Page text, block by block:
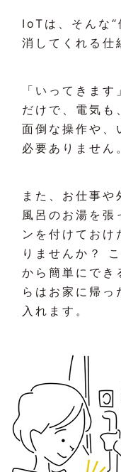
IoTは、そんな
消してくれる仕
「いってきま
だけで、電気も
面倒な操作や、
必要ありません
また、お仕事や
風呂のお湯を
ンを付けてお
りませんか？
から簡単にでき
らはお家に帰っ
入れます。